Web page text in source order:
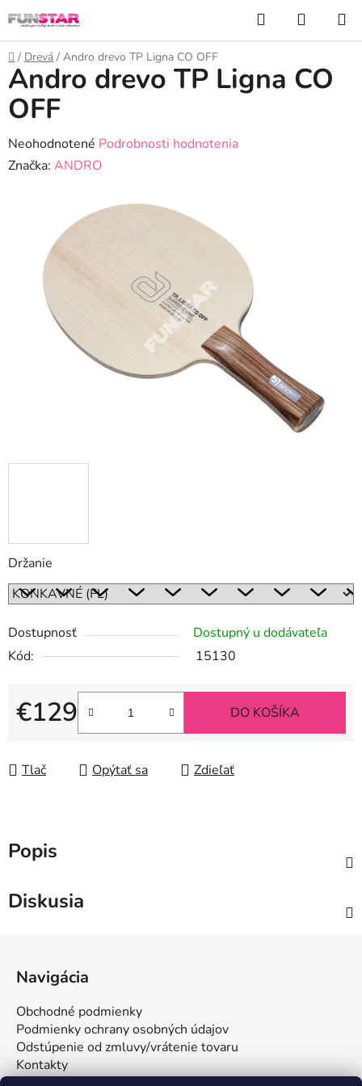
na
obsah
Hľadať
KOŠÍK
Domov
/ Drevá / Andro drevo TP Ligna CO OFF
Držanie
Dostupnosť
Dostupný u dodávateľa
Kód:
15130
€129
Jednotková cena:
DO KOŠÍKA
Tlač Opýtať sa Zdieľať
Andro drevo TP Ligna CO
OFF
Priemerné
hodnotenie
hviezdičiek.
Neohodnotené Podrobnosti hodnotenia
Značka: ANDRO
Popis
Diskusia
e
Navigácia
Obchodné podmienky
Podmienky ochrany osobných údajov
Odstúpenie od zmluvy/vrátenie tovaru
Kontakty